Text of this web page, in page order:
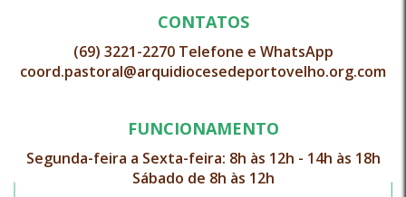
CONTATOS
(69) 3221-2270 Telefone e WhatsApp
coord.pastoral@arquidiocesedeportovelho.org.com
FUNCIONAMENTO
Segunda-feira a Sexta-feira: 8h às 12h - 14h às 18h
Sábado de 8h às 12h